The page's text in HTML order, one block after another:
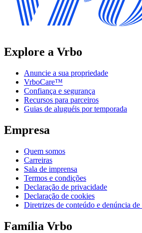
Explore a Vrbo
Anuncie a sua propriedade
VrboCare™
Confiança e segurança
Recursos para parceiros
Guias de aluguéis por temporada
Empresa
Quem somos
Carreiras
Sala de imprensa
Termos e condições
Declaração de privacidade
Declaração de cookies
Diretrizes de conteúdo e denúncia
Família Vrbo